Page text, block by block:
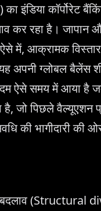
कॉर्पोरेट बैंकिंग
कर रहा है। जापान
ऐसे में, आक्रामक
अपनी ग्लोबल बैलेंस
ऐसे समय में आया है
है, जो पिछले
की भागीदारी की
(Structural